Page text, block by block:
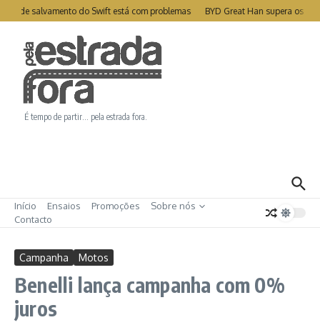
Ir para o conteúdo
de salvamento do Swift está com problemas BYD Great Han supera os
É tempo de partir… pela estrada fora.
Início Ensaios Promoções
Sobre nós
Contacto
Campanha Motos
Benelli lança campanha com 0%
juros